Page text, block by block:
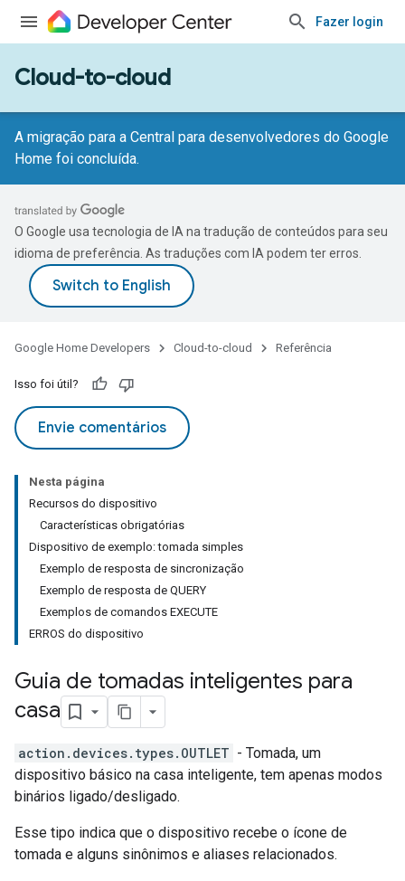
Fazer login
Cloud-to-cloud
A migração para a Central para desenvolvedores do Google
Home foi concluída.
O Google usa tecnologia de IA na tradução de conteúdos para seu
idioma de preferência. As traduções com IA podem ter erros.
Google Home Developers Cloud-to-cloud Referência
Isso foi útil?
Envie comentários
Nesta página
Recursos do dispositivo
Características obrigatórias
Dispositivo de exemplo: tomada simples
Exemplo de resposta de sincronização
Exemplo de resposta de QUERY
Exemplos de comandos EXECUTE
ERROS do dispositivo
Guia de tomadas inteligentes para
casa
action.devices.types.OUTLET - Tomada, um
dispositivo básico na casa inteligente, tem apenas modos
binários ligado/desligado.
Esse tipo indica que o dispositivo recebe o ícone de
tomada e alguns sinônimos e aliases relacionados.